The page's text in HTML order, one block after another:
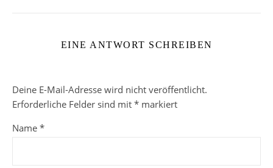
EINE ANTWORT SCHREIBEN
Deine E-Mail-Adresse wird nicht veröffentlicht.
Erforderliche Felder sind mit * markiert
Name *